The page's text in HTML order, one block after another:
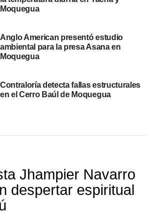
indios indocumentados
Moquegua
Anglo American presentó estudio
ambiental para la presa Asana en
Moquegua
Contraloría detecta fallas estructurales
en el Cerro Baúl de Moquegua
Jhampier Navarro
despertar espiritual